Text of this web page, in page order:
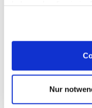
Cookies, wenn Sie
Nur
Très
LUMIN8